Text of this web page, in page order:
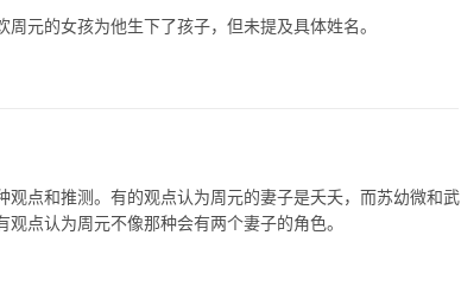
元的女孩为他生下了孩子，但未提及具体姓名。
点和推测。有的观点认为周元的妻子是夭夭，而苏幼微和武
点认为周元不像那种会有两个妻子的角色。